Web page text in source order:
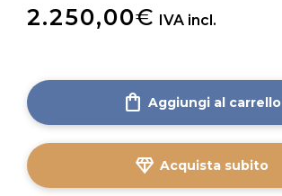
2.250,00€ IVA incl.
shopping_bag Aggiungi al carrello
diamond Acquista subito